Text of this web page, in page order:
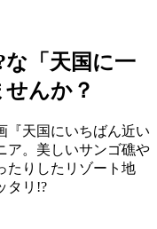
「天国に一
んか？
『天国にいちばん近い
ア。美しいサンゴ礁や
たりしたリゾート地
タリ!?